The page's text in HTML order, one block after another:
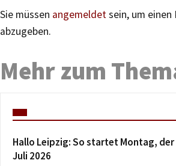
Sie müssen angemeldetsein, um
abzugeben.
Mehr zum
Hallo Leipzig: So startet Montag, der
Juli 2026